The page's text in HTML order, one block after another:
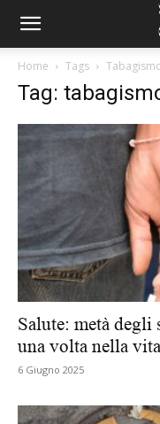
Home Tags
Tag:
Salute: metà degli
una volta nella
6 Giugno 2025